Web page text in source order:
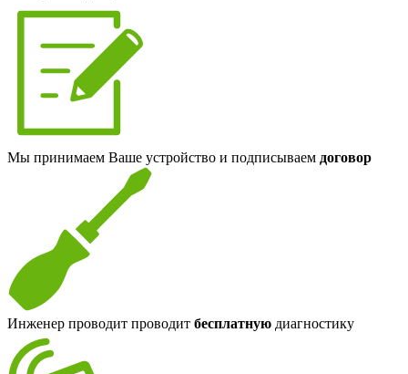
Мы принимаем Ваше устройство и подписываем договор
Инженер проводит проводит бесплатную диагностику